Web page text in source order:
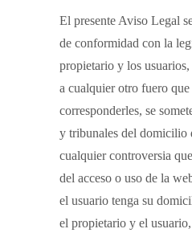
El presente Aviso Legal
de conformidad con la
propietario y los
a cualquier otro fuero que
corresponderles, se
y tribunales del domicilio
cualquier controversia
del acceso o uso de la
el usuario tenga su
el propietario y el